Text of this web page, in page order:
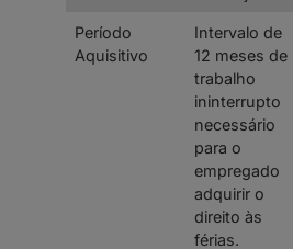
Período
Aquisitivo
Intervalo de
12 meses de
trabalho
ininterrupto
necessário
para o
empregado
adquirir o
direito às
férias.